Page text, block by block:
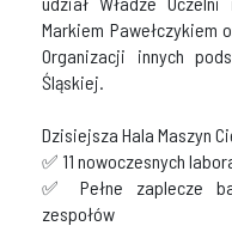
Markiem Pawełczykiem
Organizacji innych
Śląskiej.
Dzisiejsza Hala Maszyn
✅ 11 nowoczesnych
✅ Pełne zaplecze
zespołów